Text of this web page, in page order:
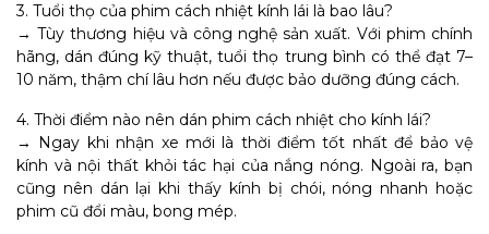
3. Tuổi thọ của phim cách nhiệt kính lái là bao lâu?
→ Tùy thương hiệu và công nghệ sản xuất. Với phim chính
hãng, dán đúng kỹ thuật, tuổi thọ trung bình có thể đạt 7–
10 năm, thậm chí lâu hơn nếu được bảo dưỡng đúng cách.
4. Thời điểm nào nên dán phim cách nhiệt cho kính lái?
→ Ngay khi nhận xe mới là thời điểm tốt nhất để bảo vệ
kính và nội thất khỏi tác hại của nắng nóng. Ngoài ra, bạn
cũng nên dán lại khi thấy kính bị chói, nóng nhanh hoặc
phim cũ đổi màu, bong mép.